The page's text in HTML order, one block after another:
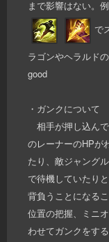
まで影響はない。
で
ラゴンやヘラルド
good
・ガンクについて
相手が押し込ん
のレーナーのHPが
たり、敵ジャング
で待機していたり
背負うことになる
位置の把握、ミニ
わせてガンクをする